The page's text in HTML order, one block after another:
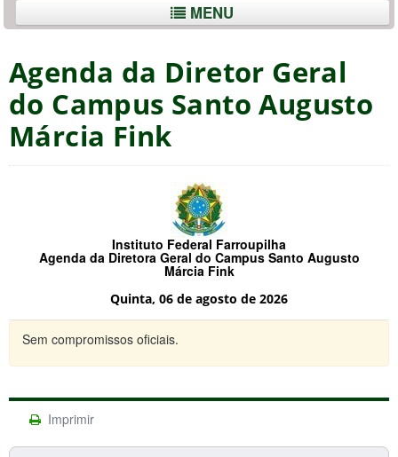
MENU
Agenda da Diretor Geral
do Campus Santo Augusto
Márcia Fink
Instituto Federal Farroupilha
Agenda da Diretora Geral do Campus Santo Augusto
Márcia Fink
Quinta, 06 de agosto de 2026
Sem compromissos oficiais.
Imprimir